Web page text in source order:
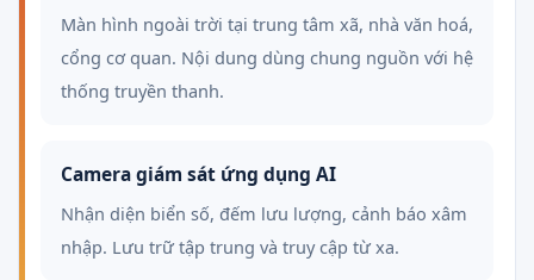
Màn hình ngoài trời tại trung tâm xã, nhà văn hoá,
cổng cơ quan. Nội dung dùng chung nguồn với hệ
thống truyền thanh.
Camera giám sát ứng dụng AI
Nhận diện biển số, đếm lưu lượng, cảnh báo xâm
nhập. Lưu trữ tập trung và truy cập từ xa.